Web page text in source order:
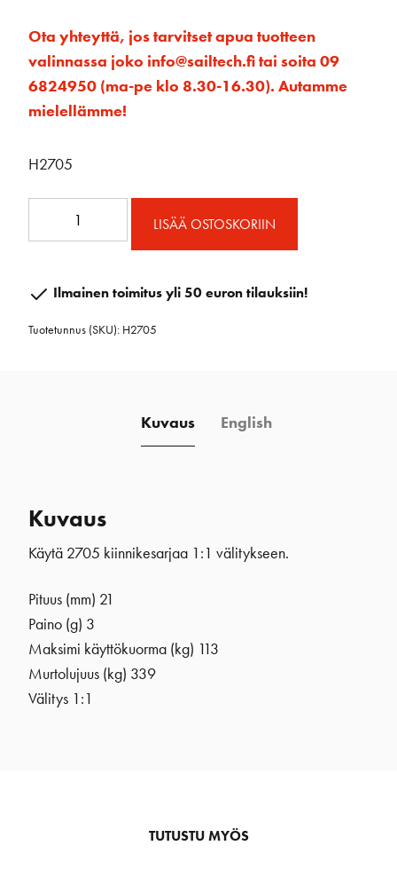
Ota yhteyttä, jos tarvitset apua tuotteen
valinnassa joko info@sailtech.fi tai soita 09
6824950 (ma-pe klo 8.30-16.30). Autamme
mielellämme!
H2705
määrä
LISÄÄ OSTOSKORIIN
Ilmainen toimitus yli 50 euron tilauksiin!
Tuotetunnus (SKU): H2705
Kuvaus English
Kuvaus
Käytä 2705 kiinnikesarjaa 1:1 välitykseen.
Pituus (mm) 21
Paino (g) 3
Maksimi käyttökuorma (kg) 113
Murtolujuus (kg) 339
Välitys 1:1
TUTUSTU MYÖS